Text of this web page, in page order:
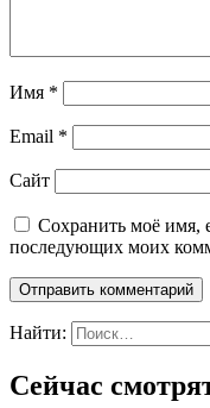
Имя *
Email *
Сайт
Сохранить моё имя,
последующих моих
Найти:
Сейчас